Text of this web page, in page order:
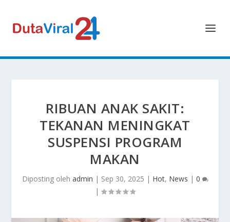
RIBUAN ANAK SAKIT:
TEKANAN MENINGKAT
SUSPENSI PROGRAM
MAKAN
Diposting oleh admin | Sep 30, 2025 | Hot, News | 0
|